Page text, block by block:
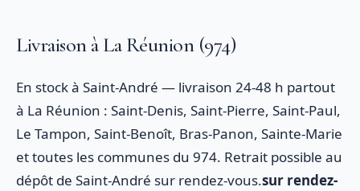
Livraison à La Réunion (974)
En stock à Saint-André — livraison 24-48 h partout
à La Réunion : Saint-Denis, Saint-Pierre, Saint-Paul,
Le Tampon, Saint-Benoît, Bras-Panon, Sainte-Marie
et toutes les communes du 974. Retrait possible au
dépôt de Saint-André sur rendez-vous.sur rendez-